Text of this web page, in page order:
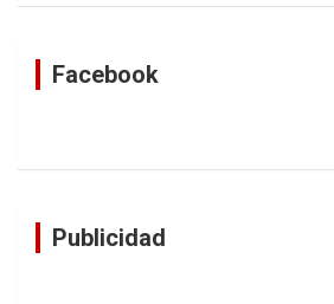
Facebook
Publicidad